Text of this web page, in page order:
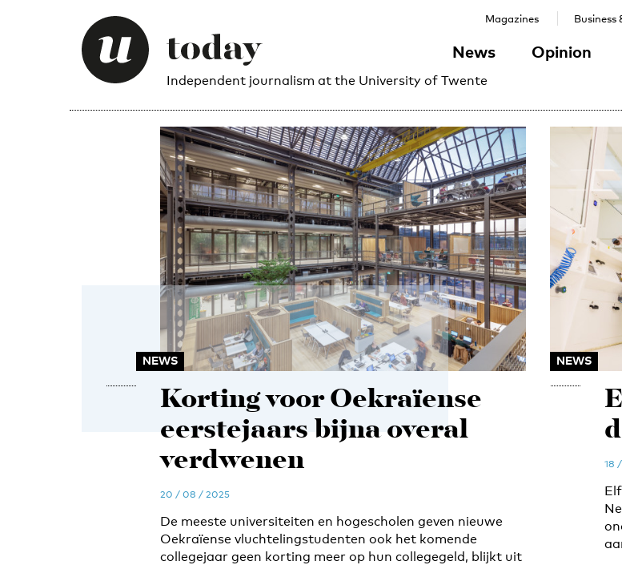
Independent journalism at the University of Twente
News Opinion
Magazines Business
NEWS
Korting voor Oekraïense
eerstejaars bijna overal
verdwenen
20 / 08 / 2025
De meeste universiteiten en hogescholen geven nieuwe
Oekraïense vluchtelingstudenten ook het komende
collegejaar geen korting meer op hun collegegeld, blijkt uit
NEWS
18